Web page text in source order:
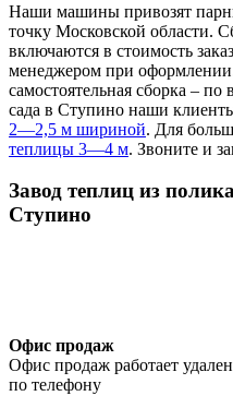
Наши машины привозят
точку Московской области.
включаются в стоимость
менеджером при
самостоятельная сборка –
сада в Ступино наши
2—2,5 м шириной. Для
теплицы 3—4 м. Звоните и
Завод теплиц из
Ступино
Офис продаж
Офис продаж работает
по телефону